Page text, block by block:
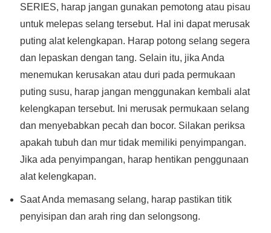
SERIES, harap jangan gunakan pemotong atau pisau
untuk melepas selang tersebut. Hal ini dapat merusak
puting alat kelengkapan. Harap potong selang segera
dan lepaskan dengan tang. Selain itu, jika Anda
menemukan kerusakan atau duri pada permukaan
puting susu, harap jangan menggunakan kembali alat
kelengkapan tersebut. Ini merusak permukaan selang
dan menyebabkan pecah dan bocor. Silakan periksa
apakah tubuh dan mur tidak memiliki penyimpangan.
Jika ada penyimpangan, harap hentikan penggunaan
alat kelengkapan.
Saat Anda memasang selang, harap pastikan titik
penyisipan dan arah ring dan selongsong.